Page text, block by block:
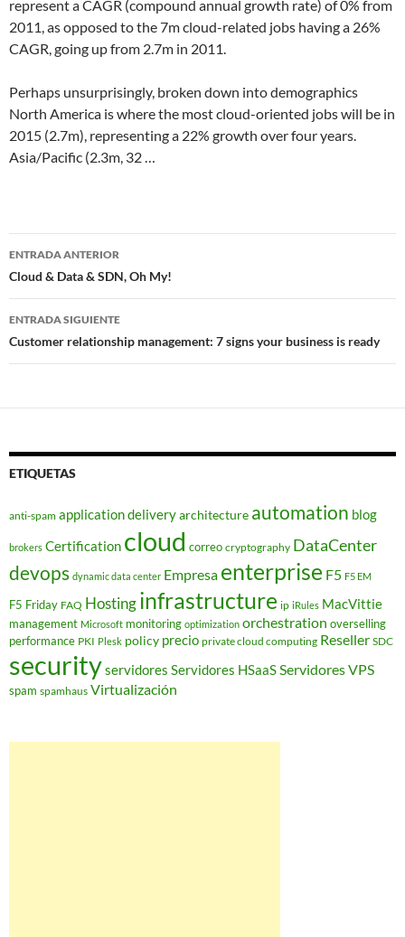
represent a CAGR (compound annual growth rate) of 0% from
2011, as opposed to the 7m cloud-related jobs having a 26%
CAGR, going up from 2.7m in 2011.
Perhaps unsurprisingly, broken down into demographics
North America is where the most cloud-oriented jobs will be in
2015 (2.7m), representing a 22% growth over four years.
Asia/Pacific (2.3m, 32 …
Navegador
de
entradas
ENTRADA ANTERIOR
Cloud & Data & SDN, Oh My!
ENTRADA SIGUIENTE
Customer relationship management: 7 signs your business is ready
ETIQUETAS
anti-spam application deliveryarchitecture automation blog
brokers Certification cloud correo cryptography DataCenter
devops dynamic data center Empresa enterprise F5 F5 EM
F5 Friday FAQ Hostinginfrastructure ip iRules MacVittie
management Microsoft monitoring optimization orchestration overselling
performance PKI Plesk policy precio private cloud computing Reseller SDC
securityservidores Servidores HSaaSServidores VPS
spam spamhaus Virtualización